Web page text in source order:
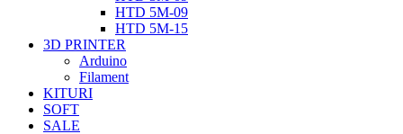
HTD 5M-09
HTD 5M-15
3D PRINTER
Arduino
Filament
KITURI
SOFT
SALE